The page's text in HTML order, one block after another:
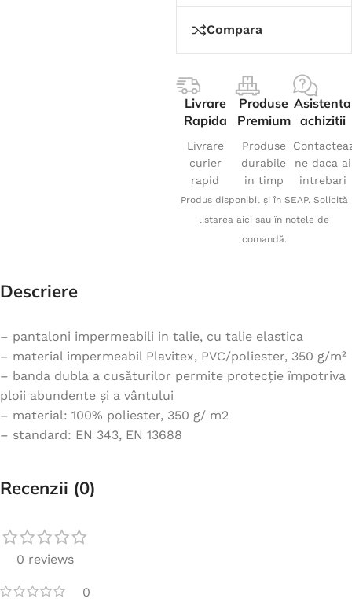
Compara
Livrare
Rapida
Livrare
curier
rapid
Produse
Premium
Produse
durabile
in timp
Asistenta
achizitii
ne daca ai
intrebari
Produs disponibil și în SEAP. Solicită
listarea aici sau în notele de
comandă.
Descriere
– pantaloni impermeabili in talie, cu talie elastica
– material impermeabil Plavitex, PVC/poliester, 350 g/m²
– banda dubla a cusăturilor permite protecție împotriva
ploii abundente și a vântului
– material: 100% poliester, 350 g/ m2
– standard: EN 343, EN 13688
Recenzii (0)
0 reviews
0